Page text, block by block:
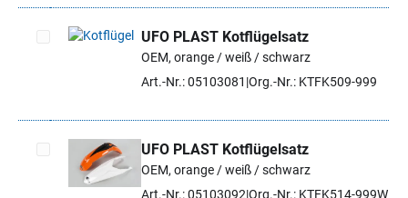
Artikel auswählen
UFO PLAST Kotflügelsatz
OEM, orange / weiß / schwarz
Art.-Nr.: 05103081 Org.-Nr.: KTFK509-999
Artikel auswählen
UFO PLAST Kotflügelsatz
OEM, orange / weiß / schwarz
Art.-Nr.: 05103092 Org.-Nr.: KTFK514-999W